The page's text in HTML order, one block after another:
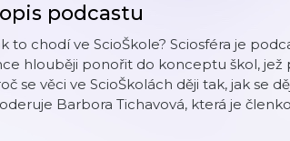
podcastu
to chodí ve ScioŠkole? Sciosféra je
hlouběji ponořit do konceptu škol,
se věci ve ScioŠkolách ději tak, jak se
Barbora Tichavová, která je